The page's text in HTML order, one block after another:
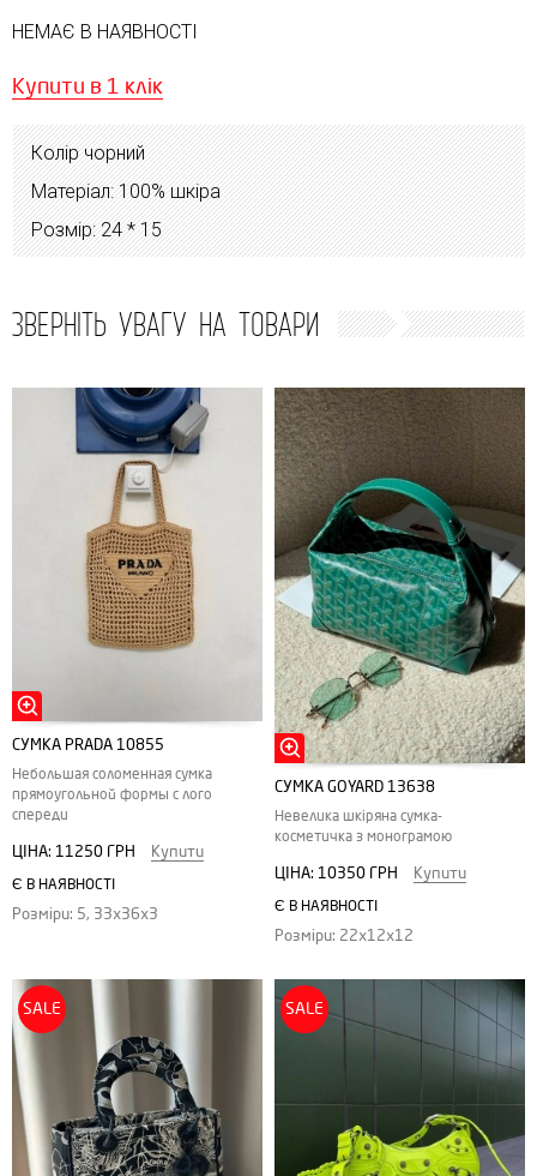
НЕМАЄ В НАЯВНОСТІ
Купити в 1 клік
Колір чорний
Матеріал: 100% шкіра
Розмір: 24 * 15
ЗВЕРНІТЬ УВАГУ НА ТОВАРИ
СУМКА PRADA 10855
Небольшая соломенная сумка
прямоугольной формы с лого
спереди
ЦІНА: 11250 ГРН Купити
Є В НАЯВНОСТІ
Розміри: 5, 33х36х3
СУМКА GOYARD 13638
Невелика шкіряна сумка-
косметичка з монограмою
ЦІНА: 10350 ГРН Купити
Є В НАЯВНОСТІ
Розміри: 22х12х12
SALE SALE